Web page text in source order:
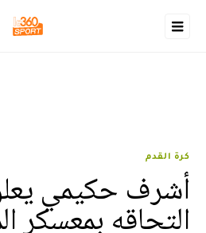
كرة القدم
أشرف حكيمي
التحاقه بمعسكر